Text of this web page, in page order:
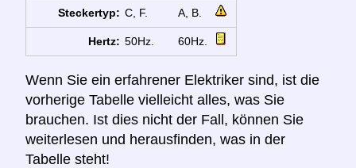
Steckertyp: C, F. A, B.
Hertz: 50Hz. 60Hz.
Wenn Sie ein erfahrener Elektriker sind, ist die
vorherige Tabelle vielleicht alles, was Sie
brauchen. Ist dies nicht der Fall, können Sie
weiterlesen und herausfinden, was in der
Tabelle steht!